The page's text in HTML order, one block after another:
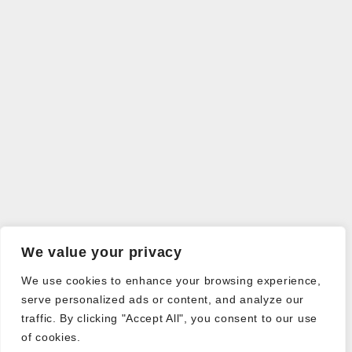
We value your privacy
We use cookies to enhance your browsing experience,
serve personalized ads or content, and analyze our
traffic. By clicking "Accept All", you consent to our use
of cookies.